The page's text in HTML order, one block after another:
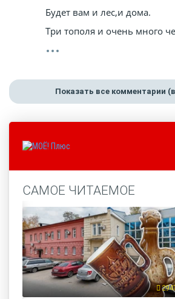
Будет вам и лес,и дома.
Три тополя и очень много
Показать все комментарии
САМОЕ ЧИТАЕМОЕ